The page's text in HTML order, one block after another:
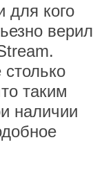
для кого
верил
таким
наличии